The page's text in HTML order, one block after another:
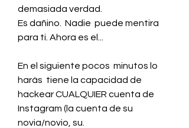
demasiada verdad.
Es dañino.  Nadie  puede mentira
para ti. Ahora es el...
En el siguiente pocos  minutos lo
harás  tiene la capacidad de
hackear CUALQUIER cuenta de
Instagram (la cuenta de su
novia/novio, su.